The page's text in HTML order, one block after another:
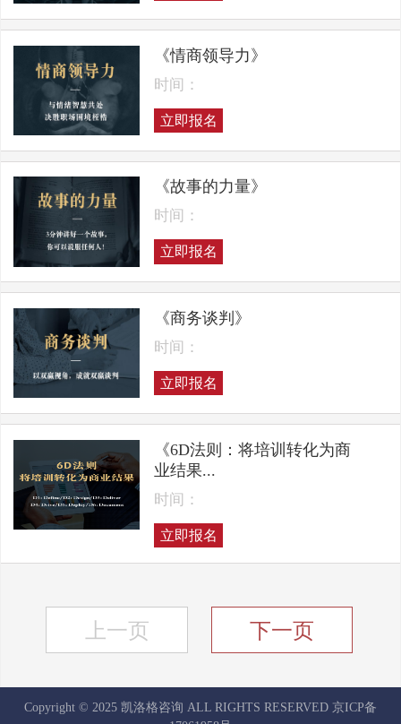
《情商领导力》
时间：
立即报名
《故事的力量》
时间：
立即报名
《商务谈判》
时间：
立即报名
《6D法则：将培训转化为商
业结果...
时间：
立即报名
上一页 下一页
Copyright © 2025 凯洛格咨询 ALL RIGHTS RESERVED 京ICP备